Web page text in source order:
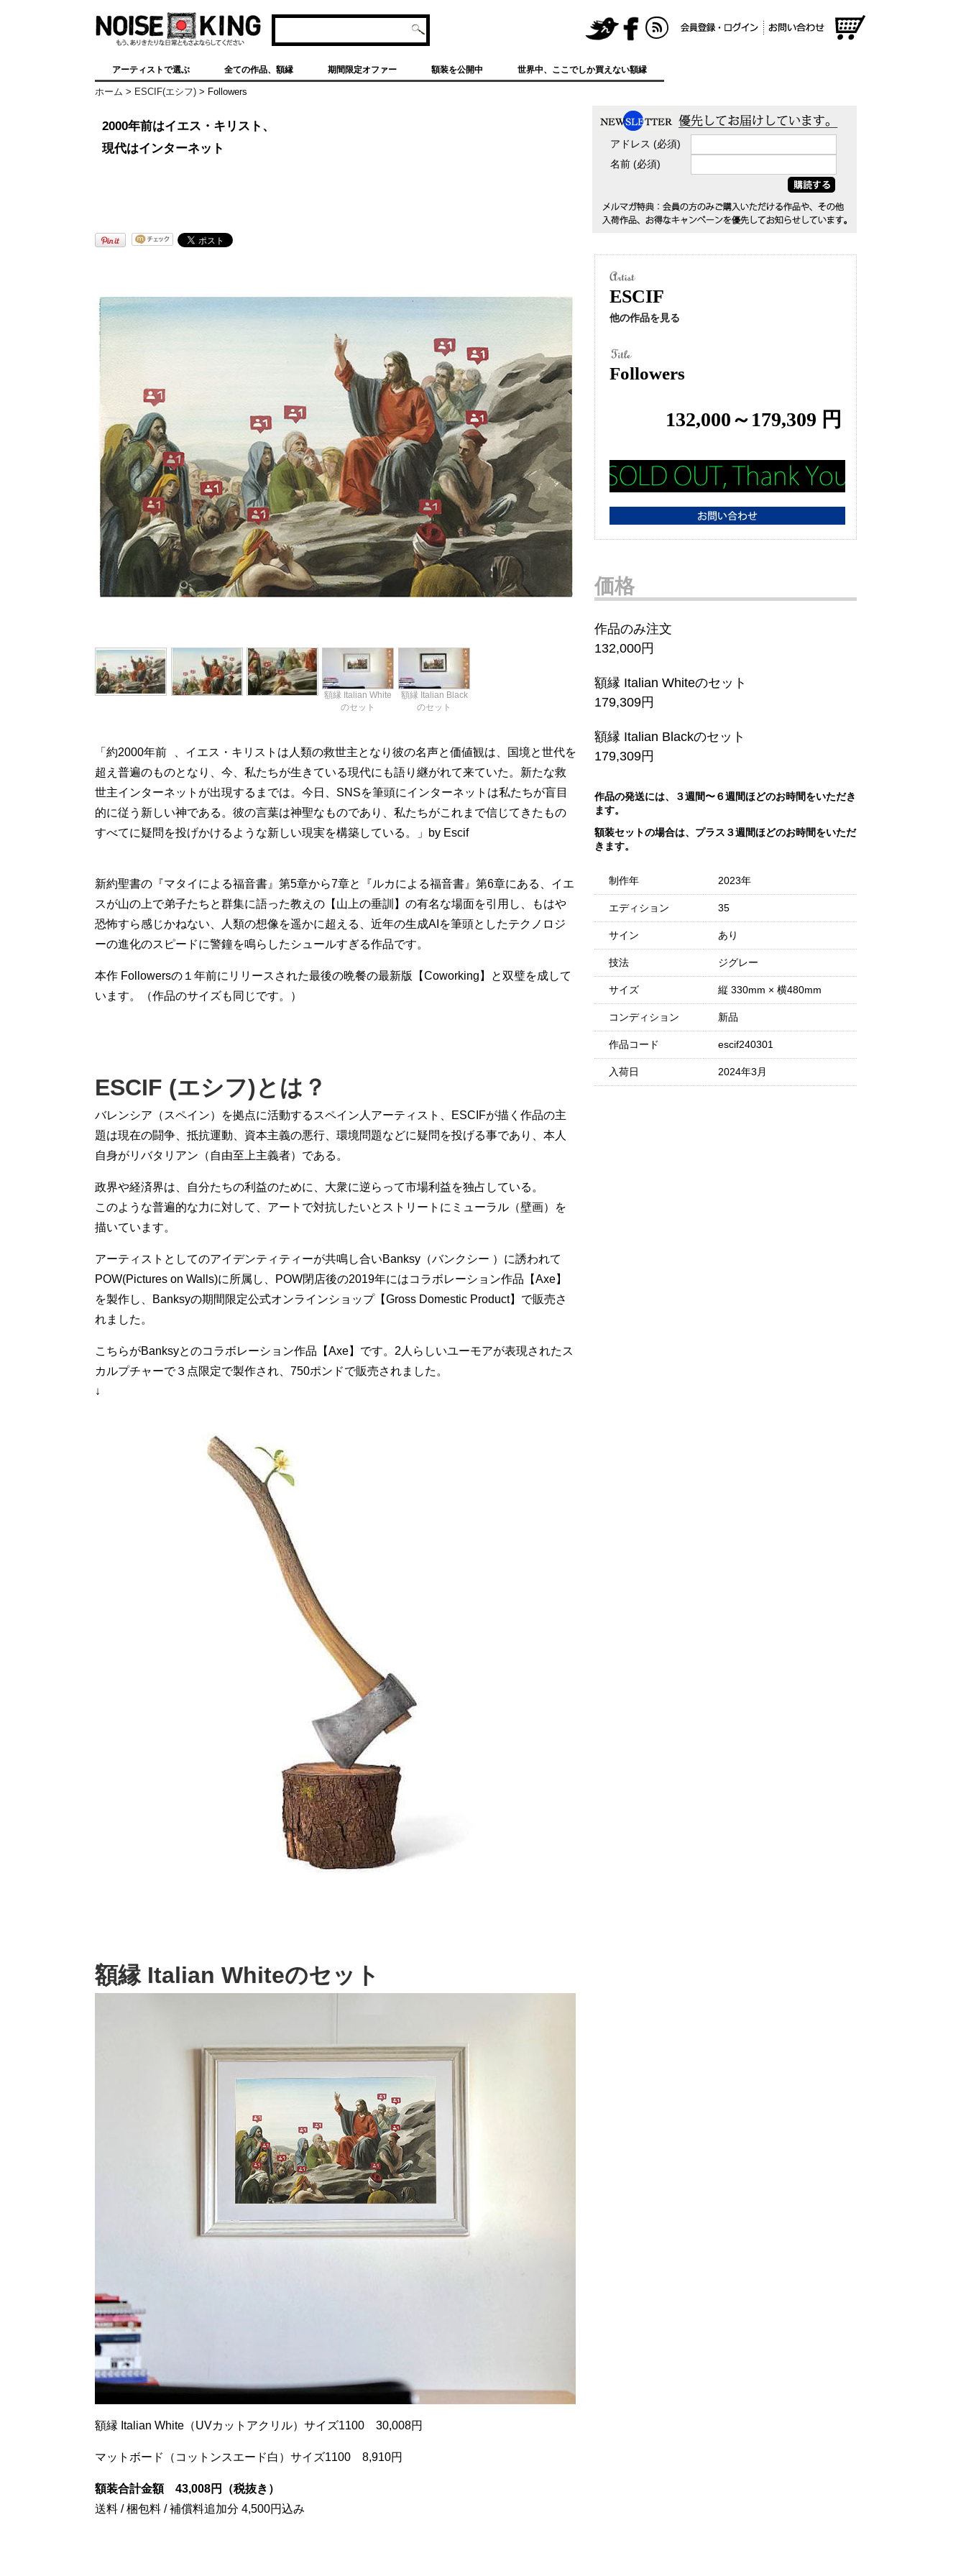
ート作品を販売
KING公
式
SEK
ING
Fac
eBo
ok
アーティストで選ぶ 全ての作品、額縁 期間限定オファー 額装を公開中 世界中、ここでしか買えない額縁
ホーム > ESCIF(エシフ) > Followers
2000年前はイエス・キリスト、
現代はインターネット
アドレス (必須)
名前 (必須)
額縁 Italian White
のセット
額縁 Italian Black
のセット
「約2000年前 、イエス・キリストは人類の救世主となり彼の名声と価値観は、国境と世代を
超え普遍のものとなり、今、私たちが生きている現代にも語り継がれて来ていた。新たな救
世主インターネットが出現するまでは。今日、SNSを筆頭にインターネットは私たちが盲目
的に従う新しい神である。彼の言葉は神聖なものであり、私たちがこれまで信じてきたもの
すべてに疑問を投げかけるような新しい現実を構築している。」by Escif
新約聖書の『マタイによる福音書』第5章から7章と『ルカによる福音書』第6章にある、イエ
スが山の上で弟子たちと群集に語った教えの【山上の垂訓】の有名な場面を引用し、もはや
恐怖すら感じかねない、人類の想像を遥かに超える、近年の生成AIを筆頭としたテクノロジ
ーの進化のスピードに警鐘を鳴らしたシュールすぎる作品です。
本作 Followersの１年前にリリースされた最後の晩餐の最新版【Coworking】と双璧を成して
います。（作品のサイズも同じです。）
ESCIF (エシフ)とは？
バレンシア（スペイン）を拠点に活動するスペイン人アーティスト、ESCIFが描く作品の主
題は現在の闘争、抵抗運動、資本主義の悪行、環境問題などに疑問を投げる事であり、本人
自身がリバタリアン（自由至上主義者）である。
政界や経済界は、自分たちの利益のために、大衆に逆らって市場利益を独占している。
このような普遍的な力に対して、アートで対抗したいとストリートにミューラル（壁画）を
描いています。
アーティストとしてのアイデンティティーが共鳴し合いBanksy（バンクシー ）に誘われて
POW(Pictures on Walls)に所属し、POW閉店後の2019年にはコラボレーション作品【Axe】
を製作し、Banksyの期間限定公式オンラインショップ【Gross Domestic Product】で販売さ
れました。
こちらがBanksyとのコラボレーション作品【Axe】です。2人らしいユーモアが表現されたス
カルプチャーで３点限定で製作され、750ポンドで販売されました。
↓
額縁 Italian Whiteのセット
額縁 Italian White（UVカットアクリル）サイズ1100 30,008円
マットボード（コットンスエード白）サイズ1100 8,910円
額装合計金額 43,008円（税抜き）
送料 / 梱包料 / 補償料追加分 4,500円込み
ESCIF
他の作品を見る
Followers
132,000～179,309 円
価格
作品のみ注文
132,000円
額縁 Italian Whiteのセット
179,309円
額縁 Italian Blackのセット
179,309円
作品の発送には、３週間〜６週間ほどのお時間をいただき
ます。
額装セットの場合は、プラス３週間ほどのお時間をいただ
きます。
制作年 2023年
エディション 35
サイン あり
技法 ジグレー
サイズ 縦 330mm × 横480mm
コンディション 新品
作品コード escif240301
入荷日 2024年3月